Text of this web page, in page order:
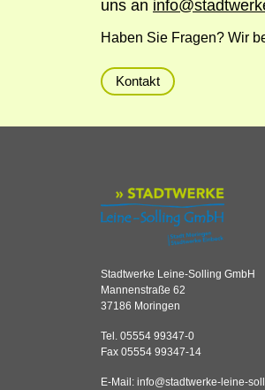
uns an info@
Haben Sie Fragen? Wir
Kontakt
Stadtwerke Leine-Solling GmbH
Mannenstraße 62
37186 Moringen
Tel. 05554 99347-0
Fax 05554 99347-14
E-Mail: info@stadtwerke-leine-